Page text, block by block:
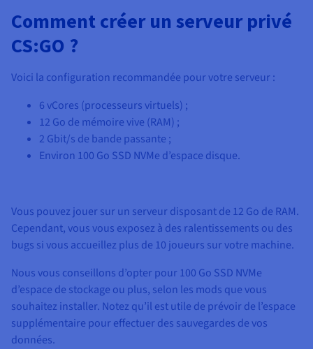
Comment créer un serveur privé
CS:GO ?
Voici la configuration recommandée pour votre serveur :
6 vCores (processeurs virtuels) ;
12 Go de mémoire vive (RAM) ;
2 Gbit/s de bande passante ;
Environ 100 Go SSD NVMe d’espace disque.
Vous pouvez jouer sur un serveur disposant de 12 Go de RAM.
Cependant, vous vous exposez à des ralentissements ou des
bugs si vous accueillez plus de 10 joueurs sur votre machine.
Nous vous conseillons d’opter pour100 Go SSD NVMe
d’espace de stockage ou plus, selon les mods que vous
souhaitez installer. Notez qu’il est utile de prévoir de l’espace
supplémentaire pour effectuer des sauvegardes de vos
données.